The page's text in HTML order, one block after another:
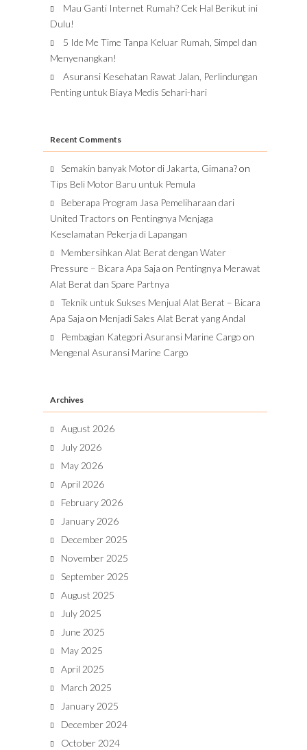
Mau Ganti Internet Rumah? Cek Hal Berikut ini
Dulu!
5 Ide Me Time Tanpa Keluar Rumah, Simpel dan
Menyenangkan!
Asuransi Kesehatan Rawat Jalan, Perlindungan
Penting untuk Biaya Medis Sehari-hari
Recent Comments
Semakin banyak Motor di Jakarta, Gimana?on
Tips Beli Motor Baru untuk Pemula
Beberapa Program Jasa Pemeliharaan dari
United Tractors on Pentingnya Menjaga
Keselamatan Pekerja di Lapangan
Membersihkan Alat Berat dengan Water
Pressure – Bicara Apa Saja on Pentingnya Merawat
Alat Berat dan Spare Partnya
Teknik untuk Sukses Menjual Alat Berat – Bicara
Apa Saja on Menjadi Sales Alat Berat yang Andal
Pembagian Kategori Asuransi Marine Cargo on
Mengenal Asuransi Marine Cargo
Archives
August 2026
July 2026
May 2026
April 2026
February 2026
January 2026
December 2025
November 2025
September 2025
August 2025
July 2025
June 2025
May 2025
April 2025
March 2025
January 2025
December 2024
October 2024